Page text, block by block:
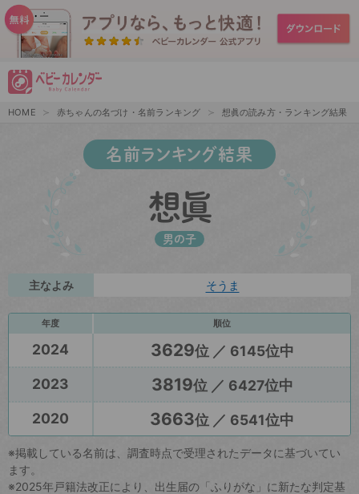
HOME 赤ちゃんの名づけ・名前ランキング 想眞の読み方・ランキング結果
名前ランキング結果
想眞
男の子
主なよみ そうま
年度 順位
2024 3629位 ／ 6145位中
2023
3819位 ／ 6427位中
2020
3663位 ／ 6541位中
※掲載している名前は、調査時点で受理されたデータに基づいてい
ます。
※2025年戸籍法改正により、出生届の「ふりがな」に新たな判定基